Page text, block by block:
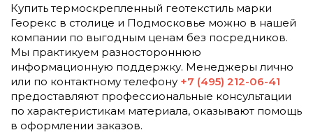
Купить термоскрепленный геотекстиль марки
Георекс в столице и Подмосковье можно в нашей
компании по выгодным ценам без посредников.
Мы практикуем разностороннюю
информационную поддержку. Менеджеры лично
или по контактному телефону +7 (495) 212-06-41
предоставляют профессиональные консультации
по характеристикам материала, оказывают помощь
в оформлении заказов.